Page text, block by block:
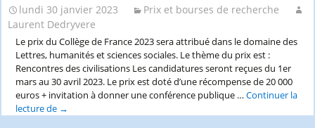
lundi 30 janvier 2023
Prix et bourses de recherche
Laurent Dedryvere
Le prix du Collège de France 2023 sera attribué dans le domaine des
Lettres, humanités et sciences sociales. Le thème du prix est :
Rencontres des civilisations Les candidatures seront reçues du 1er
mars au 30 avril 2023. Le prix est doté d’une récompense de 20 000
euros + invitation à donner une conférence publique …Continuer la
lecture de Prix
→